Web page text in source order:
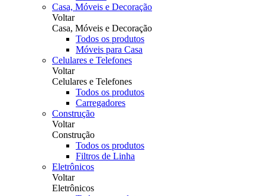
Casa, Móveis e Decoração
Voltar
Casa, Móveis e Decoração
Todos os produtos
Móveis para Casa
Celulares e Telefones
Voltar
Celulares e Telefones
Todos os produtos
Carregadores
Construção
Voltar
Construção
Todos os produtos
Filtros de Linha
Eletrônicos
Voltar
Eletrônicos